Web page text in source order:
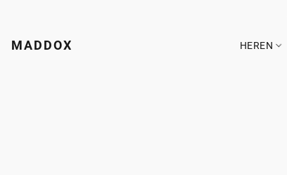
MADDOX HEREN